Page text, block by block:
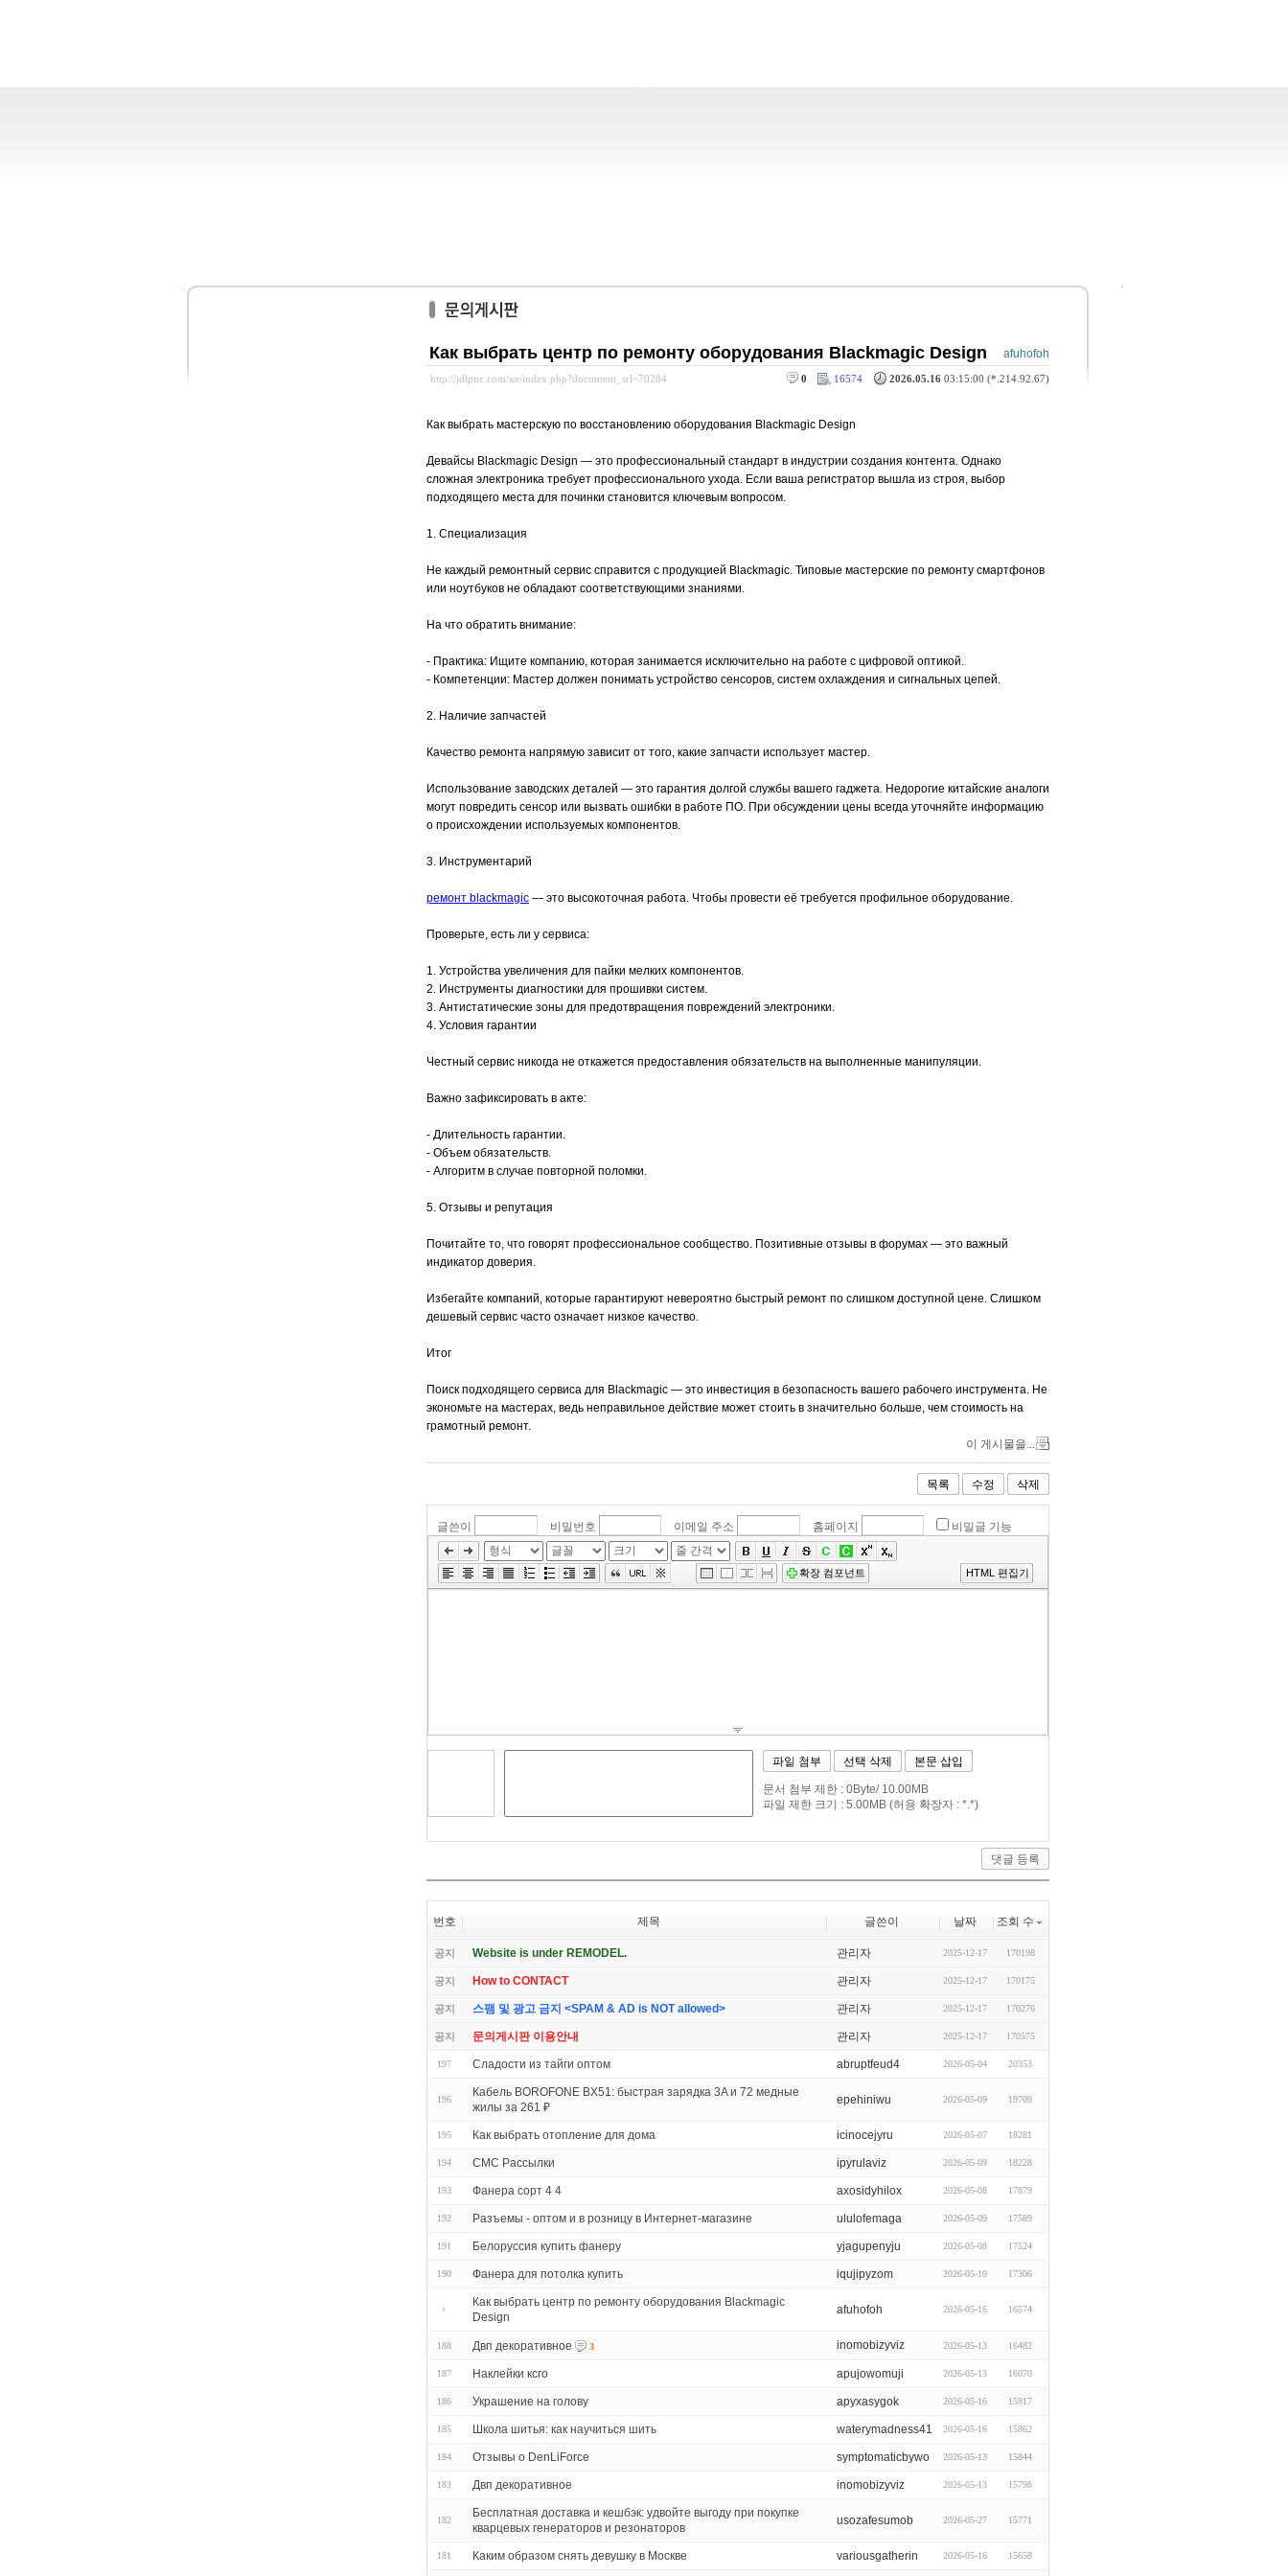
Как выбрать центр по ремонту оборудования Blackmagic Design afuhofoh
http://jdlpnc.com/xe/index.php?document_srl=70284 2026.05.16 03:15:00 (*.214.92.67)
16574
0
Как выбрать мастерскую по восстановлению оборудования Blackmagic Design
Девайсы Blackmagic Design — это профессиональный стандарт в индустрии создания контента. Однако
сложная электроника требует профессионального ухода. Если ваша регистратор вышла из строя, выбор
подходящего места для починки становится ключевым вопросом.
1. Специализация
Не каждый ремонтный сервис справится с продукцией Blackmagic. Типовые мастерские по ремонту смартфонов
или ноутбуков не обладают соответствующими знаниями.
На что обратить внимание:
- Практика: Ищите компанию, которая занимается исключительно на работе с цифровой оптикой.
- Компетенции: Мастер должен понимать устройство сенсоров, систем охлаждения и сигнальных цепей.
2. Наличие запчастей
Качество ремонта напрямую зависит от того, какие запчасти использует мастер.
Использование заводских деталей — это гарантия долгой службы вашего гаджета. Недорогие китайские аналоги
могут повредить сенсор или вызвать ошибки в работе ПО. При обсуждении цены всегда уточняйте информацию
о происхождении используемых компонентов.
3. Инструментарий
ремонт blackmagic — это высокоточная работа. Чтобы провести её требуется профильное оборудование.
Проверьте, есть ли у сервиса:
1. Устройства увеличения для пайки мелких компонентов.
2. Инструменты диагностики для прошивки систем.
3. Антистатические зоны для предотвращения повреждений электроники.
4. Условия гарантии
Честный сервис никогда не откажется предоставления обязательств на выполненные манипуляции.
Важно зафиксировать в акте:
- Длительность гарантии.
- Объем обязательств.
- Алгоритм в случае повторной поломки.
5. Отзывы и репутация
Почитайте то, что говорят профессиональное сообщество. Позитивные отзывы в форумах — это важный
индикатор доверия.
Избегайте компаний, которые гарантируют невероятно быстрый ремонт по слишком доступной цене. Слишком
дешевый сервис часто означает низкое качество.
Итог
Поиск подходящего сервиса для Blackmagic — это инвестиция в безопасность вашего рабочего инструмента. Не
экономьте на мастерах, ведь неправильное действие может стоить в значительно больше, чем стоимость на
грамотный ремонт.
이 게시물을...
목록 수정 삭제
글쓴이 비밀번호 이메일 주소 홈페이지
비밀글 기능
편
도
확장 컴포넌트 HTML 편집기
파일 첨부 선택 삭제 본문 삽입
문서 첨부 제한 : 0Byte/ 10.00MB
파일 제한 크기 : 5.00MB (허용 확장자 : *.*)
번호 제목 글쓴이 날짜 조회 수
공지 Website is under REMODEL. 관리자 2025-12-17 170198
공지 How to CONTACT 관리자 2025-12-17 170175
공지 스팸 및 광고 금지 <SPAM & AD is NOT allowed> 관리자 2025-12-17 170276
공지 문의게시판 이용안내 관리자 2025-12-17 170575
197 Сладости из тайги оптом abruptfeud4 2026-05-04 20353
196
Кабель BOROFONE BX51: быстрая зарядка 3A и 72 медные
жилы за 261 ₽
epehiniwu 2026-05-09 19709
195 Как выбрать отопление для дома icinocejyru 2026-05-07 18281
194 СМС Рассылки ipyrulaviz 2026-05-09 18228
193 Фанера сорт 4 4 axosidyhilox 2026-05-08 17879
192 Разъемы - оптом и в розницу в Интернет-магазине ululofemaga 2026-05-09 17589
191 Белоруссия купить фанеру yjagupenyju 2026-05-08 17524
190 Фанера для потолка купить iqujipyzom 2026-05-10 17306
Как выбрать центр по ремонту оборудования Blackmagic
Design
afuhofoh 2026-05-16 16574
188 Двп декоративное 3 inomobizyviz 2026-05-13 16482
187 Наклейки ксго apujowomuji 2026-05-13 16070
186 Украшение на голову apyxasygok 2026-05-16 15917
185 Школа шитья: как научиться шить waterymadness41 2026-05-16 15862
184 Отзывы о DenLiForce symptomaticbywo 2026-05-13 15844
183 Двп декоративное inomobizyviz 2026-05-13 15798
182
Бесплатная доставка и кешбэк: удвойте выгоду при покупке
кварцевых генераторов и резонаторов
usozafesumob 2026-05-27 15771
181 Каким образом снять девушку в Москве variousgatherin 2026-05-16 15658